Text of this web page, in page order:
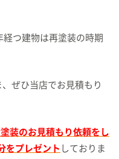
つ建物は再塗装の時期
ぜひ当店でお見積もり
装のお見積もり依頼をし
をプレゼント しておりま